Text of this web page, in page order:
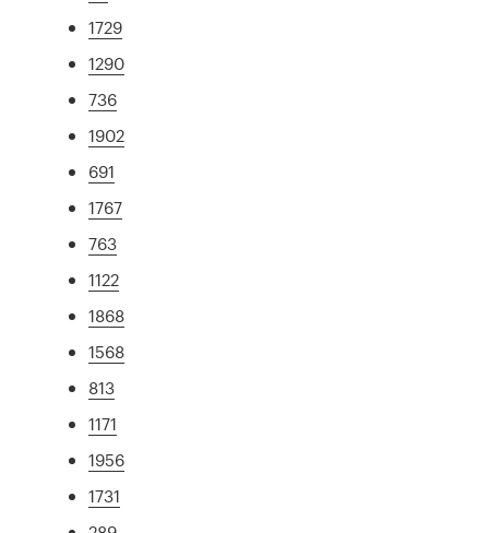
1729
1290
736
1902
691
1767
763
1122
1868
1568
813
1171
1956
1731